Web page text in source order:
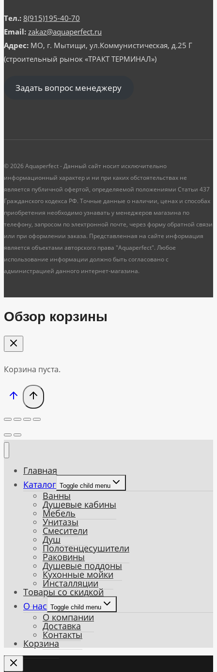
Тел.: 8(915)195-40-70
Email: zakaz@aquaperfect.ru
Адрес: МО, г. Мытищи, ул.Коммунистическая, д.25 Г
(строительный рынок «ТРАКТ ТЕРМИНАЛ»)
Задать вопрос менеджеру
© 2026 Aquaperfect - Данный сайт носит исключительно
информационный характер и ни при каких обстоятельствах не
является публичной офертой, определяемой положениями Статьи 437
Гражданского кодекса РФ. Точные данные о наличии, ценах и способах
приобретения необходимо узнавать у менеджеров магазина по
телефону, запросом по электронной почте, через форму обратной связи
или при оформлении заказа. Представленная на сайте информация
является объектами авторского права "Aquaperfect". Любое
использование информации должно быть согласовано с
администрацией данного интернет-магазина.
Обзор корзины
Корзина пуста.
Главная
Каталог Toggle child menu
Ванны
Душевые кабины
Мебель
Унитазы
Смесители
Душ
Полотенцесушители
Раковины
Душевые поддоны
Кухонные мойки
Инсталляции
Товары со скидкой
О нас Toggle child menu
О компании
Доставка
Контакты
Корзина